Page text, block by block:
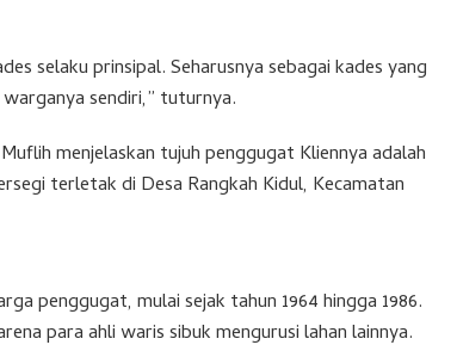
selaku prinsipal. Seharusnya sebagai kades yang
sendiri,” tuturnya.
menjelaskan tujuh penggugat Kliennya adalah
terletak di Desa Rangkah Kidul, Kecamatan
penggugat, mulai sejak tahun 1964 hingga 1986.
para ahli waris sibuk mengurusi lahan lainnya.